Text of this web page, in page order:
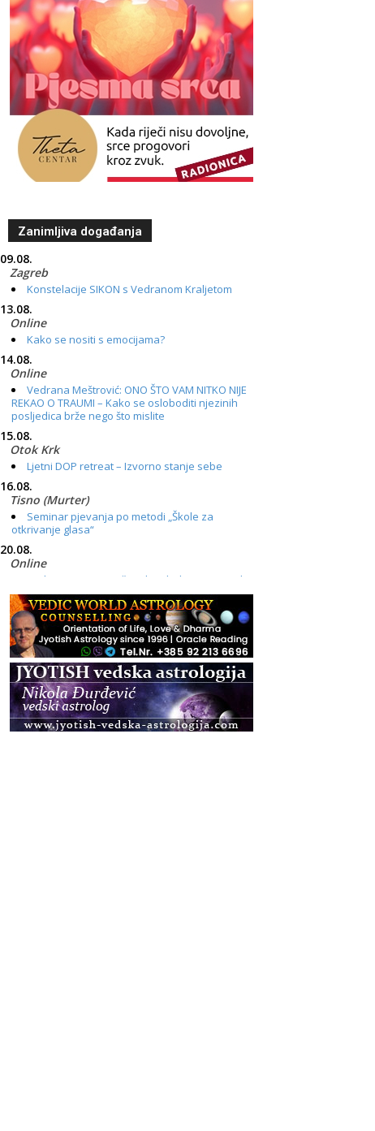
Zanimljiva događanja
09.08.
Zagreb
Konstelacije SIKON s Vedranom Kraljetom
13.08.
Online
Kako se nositi s emocijama?
14.08.
Online
Vedrana Meštrović: ONO ŠTO VAM NITKO NIJE
REKAO O TRAUMI – Kako se osloboditi njezinih
posljedica brže nego što mislite
15.08.
Otok Krk
Ljetni DOP retreat – Izvorno stanje sebe
16.08.
Tisno (Murter)
Seminar pjevanja po metodi „Škole za
otkrivanje glasa“
20.08.
Online
Radionica: Pomagači iz drugih dimenzija Online
– otvoreno za sve
21.08.
Zagreb+Online
Osnovni ThetaHealing® tečaj, Zagreb i Online
22.08.
Zagreb
Osnovna radionica za izscjeljivanje pranom
(Basic Pranic Healing course)
Pula